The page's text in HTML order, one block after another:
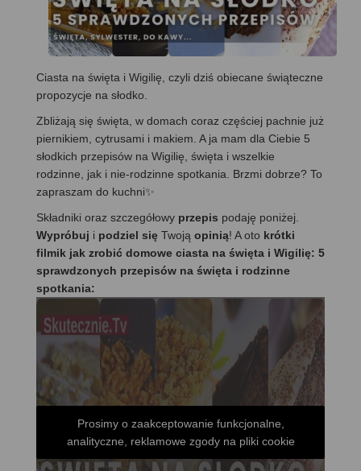
Ciasta na święta i Wigilię, czyli dziś obiecane świąteczne
propozycje na słodko.
Zbliżają się święta, w domach coraz częściej pachnie już
piernikiem, cytrusami i makiem. A ja mam dla Ciebie 5
słodkich przepisów na Wigilię, święta i wszelkie
rodzinne, jak i nie-rodzinne spotkania. Brzmi dobrze? To
zapraszam do kuchni✨
Składniki oraz szczegółowy przepis podaję poniżej.
Wypróbuj i podziel się Twoją opinią! A oto krótki
filmik jak zrobić domowe ciasta na święta i Wigilię: 5
sprawdzonych przepisów na święta i rodzinne
spotkania:
Prosimy o zaakceptowanie funkcjonalne,
analityczne, reklamowe zgody na pliki cookie